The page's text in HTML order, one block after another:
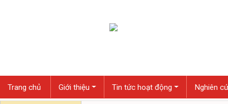
Trang chủ Giới thiệu Tin tức hoạt động Nghiên